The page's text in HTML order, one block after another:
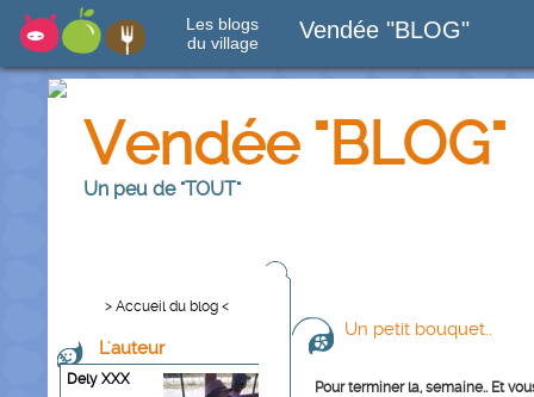
Les blogs
du village
Vendée "BLOG"
Vendée "BLOG"
Un peu de "TOUT"
> Accueil du blog <
L'auteur
Dely XXX
Un petit bouquet..
Pour terminer la, semaine.. Et